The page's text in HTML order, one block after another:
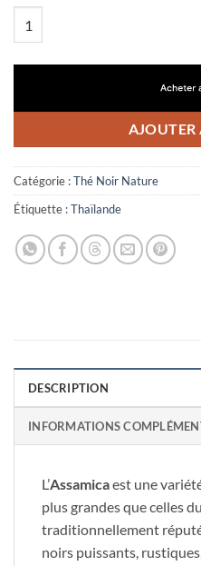
AJOUTER
Catégorie :Thé Noir Nature
Étiquette :Thaïlande
DESCRIPTION
INFORMATIONS
L’Assamicaest une
plus grandes que celles
traditionnellement
noirs puissants,